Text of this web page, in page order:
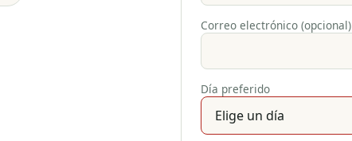
Correo electrónico (opcional)
Día preferido